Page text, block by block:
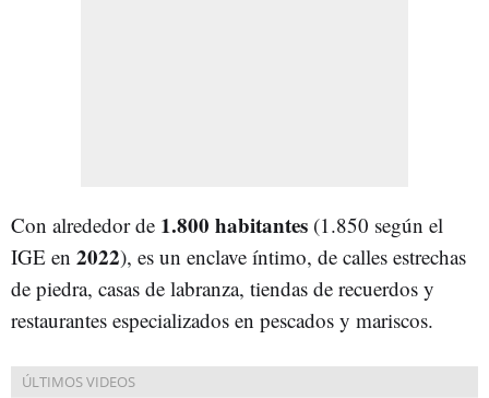
Con alrededor de 1.800 habitantes (1.850 según el
IGE en 2022), es un enclave íntimo, de calles estrechas
de piedra, casas de labranza, tiendas de recuerdos y
restaurantes especializados en pescados y mariscos.